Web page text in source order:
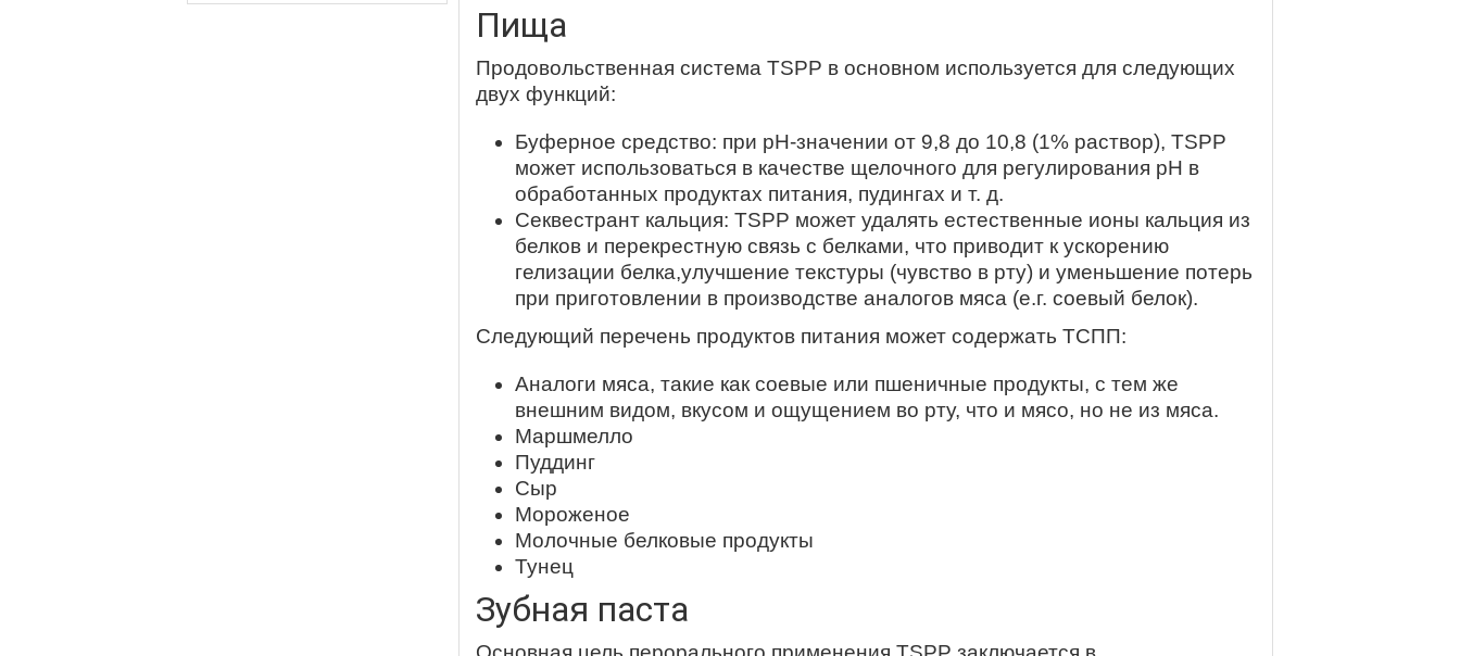
Пища
Продовольственная система TSPP в основном используется для следующих
двух функций:
Буферное средство: при pH-значении от 9,8 до 10,8 (1% раствор), TSPP
может использоваться в качестве щелочного для регулирования pH в
обработанных продуктах питания, пудингах и т. д.
Секвестрант кальция: TSPP может удалять естественные ионы кальция из
белков и перекрестную связь с белками, что приводит к ускорению
гелизации белка,улучшение текстуры (чувство в рту) и уменьшение потерь
при приготовлении в производстве аналогов мяса (e.г. соевый белок).
Следующий перечень продуктов питания может содержать ТСПП:
Аналоги мяса, такие как соевые или пшеничные продукты, с тем же
внешним видом, вкусом и ощущением во рту, что и мясо, но не из мяса.
Маршмелло
Пуддинг
Сыр
Мороженое
Молочные белковые продукты
Тунец
Зубная паста